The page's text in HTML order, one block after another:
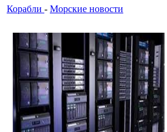
Корабли - Морские новости